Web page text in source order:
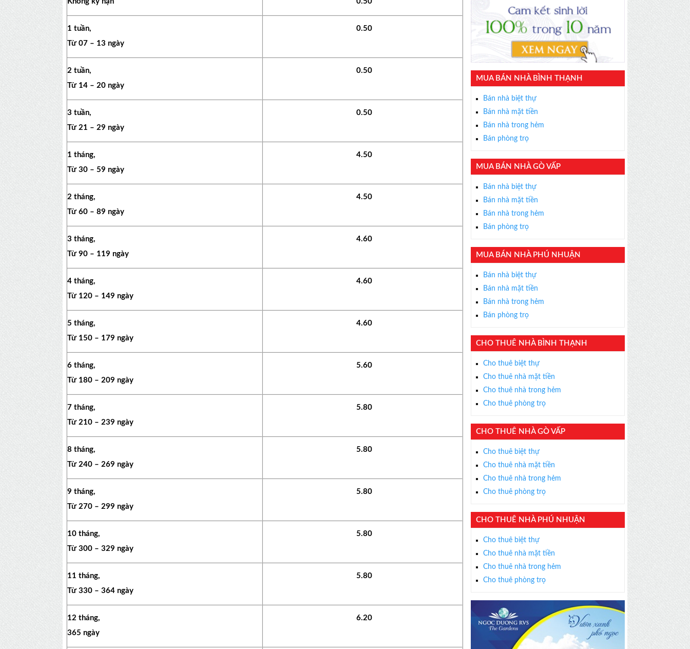
TƯ VẤN MIỄN PHÍ
Với hơn 1000 căn nhà và 50 sales thân thiện, nhiệt tình,
×
1 tuần,
Từ 07 – 13 ngày
0.50
2 tuần,
Từ 14 – 20 ngày
0.50
3 tuần,
Từ 21 – 29 ngày
0.50
1 tháng,
Từ 30 – 59 ngày
4.50
2 tháng,
Từ 60 – 89 ngày
4.50
3 tháng,
Từ 90 – 119 ngày
4.60
4 tháng,
Từ 120 – 149 ngày
4.60
5 tháng,
Từ 150 – 179 ngày
4.60
6 tháng,
Từ 180 – 209 ngày
5.60
7 tháng,
Từ 210 – 239 ngày
5.80
8 tháng,
Từ 240 – 269 ngày
5.80
9 tháng,
Từ 270 – 299 ngày
5.80
10 tháng,
Từ 300 – 329 ngày
5.80
11 tháng,
Từ 330 – 364 ngày
5.80
12 tháng,
365 ngày
6.20
MUA BÁN NHÀ BÌNH THẠNH
Bán nhà biệt thự
Bán nhà mặt tiền
Bán nhà trong hẻm
Bán phòng trọ
MUA BÁN NHÀ GÒ VẤP
Bán nhà biệt thự
Bán nhà mặt tiền
Bán nhà trong hẻm
Bán phòng trọ
MUA BÁN NHÀ PHÚ NHUẬN
Bán nhà biệt thự
Bán nhà mặt tiền
Bán nhà trong hẻm
Bán phòng trọ
CHO THUÊ NHÀ BÌNH THẠNH
Cho thuê biệt thự
Cho thuê nhà mặt tiền
Cho thuê nhà trong hẻm
Cho thuê phòng trọ
CHO THUÊ NHÀ GÒ VẤP
Cho thuê biệt thự
Cho thuê nhà mặt tiền
Cho thuê nhà trong hẻm
Cho thuê phòng trọ
CHO THUÊ NHÀ PHÚ NHUẬN
Cho thuê biệt thự
Cho thuê nhà mặt tiền
Cho thuê nhà trong hẻm
Cho thuê phòng trọ